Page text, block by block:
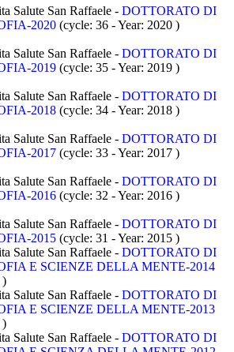
Salute San Raffaele - DOTTORATO DI
2020 (cycle: 36 - Year: 2020 )
Salute San Raffaele - DOTTORATO DI
2019 (cycle: 35 - Year: 2019 )
Salute San Raffaele - DOTTORATO DI
2018 (cycle: 34 - Year: 2018 )
Salute San Raffaele - DOTTORATO DI
2017 (cycle: 33 - Year: 2017 )
Salute San Raffaele - DOTTORATO DI
2016 (cycle: 32 - Year: 2016 )
Salute San Raffaele - DOTTORATO DI
2015 (cycle: 31 - Year: 2015 )
Salute San Raffaele - DOTTORATO DI
E SCIENZE DELLA MENTE-2014
)
Salute San Raffaele - DOTTORATO DI
E SCIENZE DELLA MENTE-2013
)
Salute San Raffaele - DOTTORATO DI